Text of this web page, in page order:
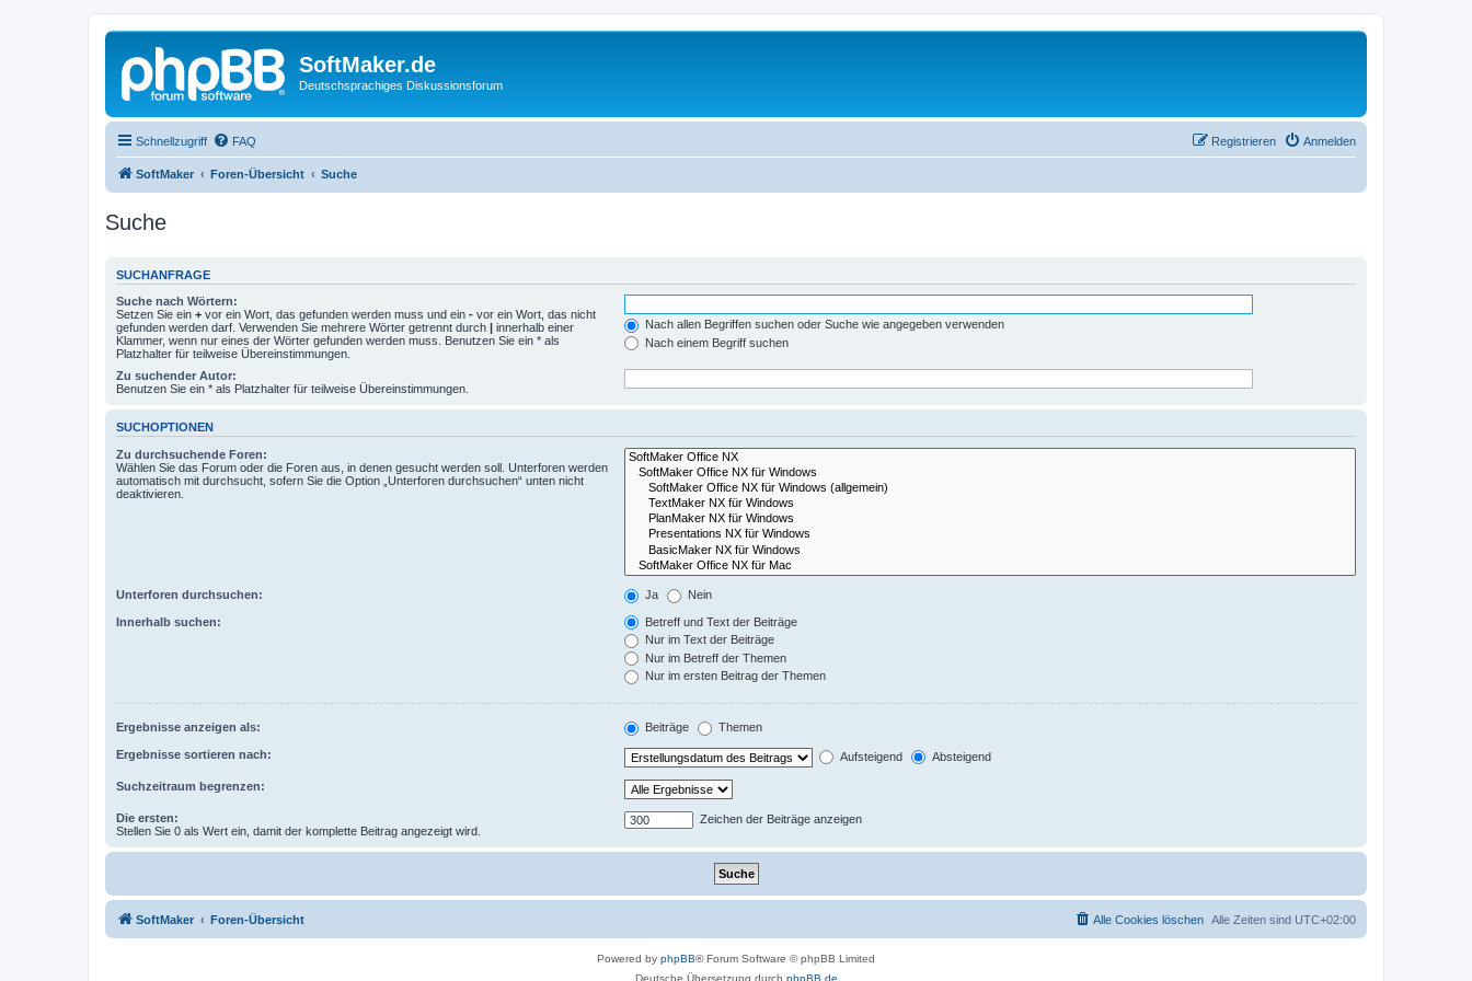
SoftMaker.de
Deutschsprachiges Diskussionsforum
Schnellzugriff FAQ Anmelden
Registrieren
SoftMaker Foren-Übersicht Suche
Suche
SUCHANFRAGE
Suche nach Wörtern:
Setzen Sie ein + vor ein Wort, das gefunden werden muss und ein - vor ein Wort, das nicht
gefunden werden darf. Verwenden Sie mehrere Wörter getrennt durch | innerhalb einer
Klammer, wenn nur eines der Wörter gefunden werden muss. Benutzen Sie ein * als
Platzhalter für teilweise Übereinstimmungen.
Nach allen Begriffen suchen oder Suche wie angegeben verwenden
Nach einem Begriff suchen
Zu suchender Autor:
Benutzen Sie ein * als Platzhalter für teilweise Übereinstimmungen.
SUCHOPTIONEN
Zu durchsuchende Foren:
Wählen Sie das Forum oder die Foren aus, in denen gesucht werden soll. Unterforen werden
automatisch mit durchsucht, sofern Sie die Option „Unterforen durchsuchen“ unten nicht
deaktivieren.
Unterforen durchsuchen: Ja Nein
Innerhalb suchen:
Betreff und Text der Beiträge
Nur im Text der Beiträge
Nur im Betreff der Themen
Nur im ersten Beitrag der Themen
Ergebnisse anzeigen als: Beiträge Themen
Ergebnisse sortieren nach: Aufsteigend Absteigend
Suchzeitraum begrenzen:
Die ersten:
Stellen Sie 0 als Wert ein, damit der komplette Beitrag angezeigt wird.
Zeichen der Beiträge anzeigen
SoftMaker Foren-Übersicht Alle Zeiten sind UTC+02:00
Alle Cookies löschen
Powered by phpBB® Forum Software © phpBB Limited
Deutsche Übersetzung durch phpBB.de